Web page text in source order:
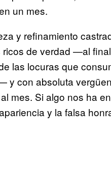
un mes.
y refinamiento
de verdad —al
las locuras que
y con absoluta
mes. Si algo nos ha
y la falsa